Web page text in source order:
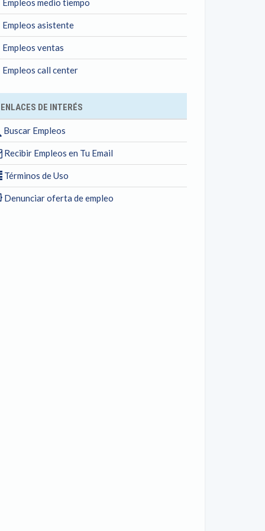
Empleos medio tiempo
Empleos asistente
Empleos ventas
Empleos call center
ENLACES DE INTERÉS
Buscar Empleos
Recibir Empleos en Tu Email
Términos de Uso
Denunciar oferta de empleo